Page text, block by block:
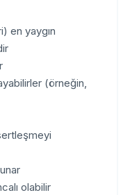
en yaygın
olmayabilirler (örneğin,
sertleşmeyi
sunar.
olabilir.